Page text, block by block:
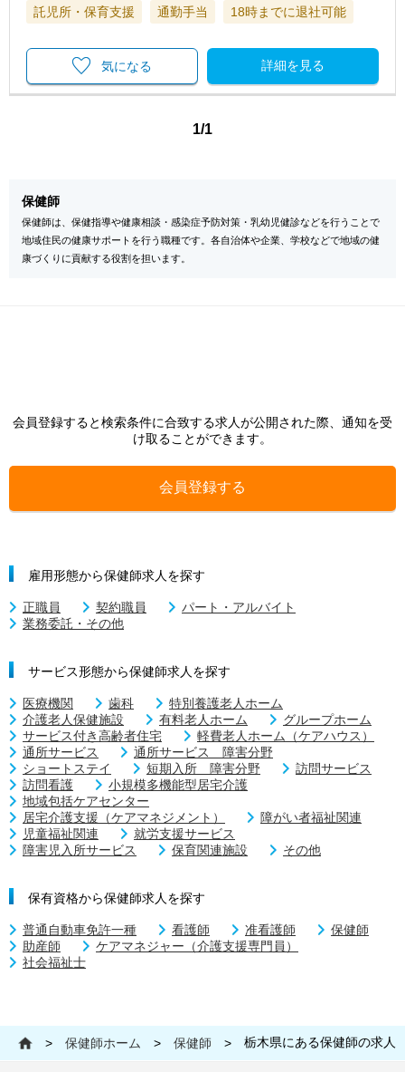
託児所・保育支援 通勤手当 18時までに退社可能
詳細を見る
気になる
1/1
保健師
保健師は、保健指導や健康相談・感染症予防対策・乳幼児健診などを行うことで
地域住民の健康サポートを行う職種です。各自治体や企業、学校などで地域の健
康づくりに貢献する役割を担います。
会員登録すると検索条件に合致する求人が公開された際、通知を受
け取ることができます。
会員登録する
雇用形態から保健師求人を探す
正職員 契約職員
パート・アルバイト
業務委託・その他
サービス形態から保健師求人を探す
医療機関 歯科
特別養護老人ホーム
介護老人保健施設
有料老人ホーム
グループホーム
サービス付き高齢者住宅
軽費老人ホーム（ケアハウス）
通所サービス
通所サービス 障害分野
ショートステイ
短期入所 障害分野
訪問サービス
訪問看護
小規模多機能型居宅介護
地域包括ケアセンター
居宅介護支援（ケアマネジメント）
障がい者福祉関連
児童福祉関連
就労支援サービス
障害児入所サービス
保育関連施設 その他
保有資格から保健師求人を探す
普通自動車免許一種 看護師 准看護師
保健師
助産師
ケアマネジャー（介護支援専門員）
社会福祉士
> 保健師ホーム > 保健師 > 栃木県にある保健師の求人